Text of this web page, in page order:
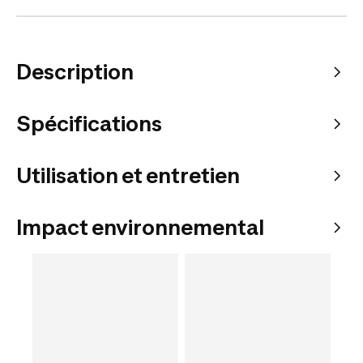
Description
Spécifications
Utilisation et entretien
Impact environnemental